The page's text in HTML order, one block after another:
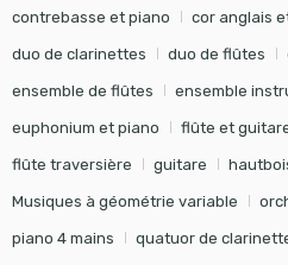
contrebasse et piano cor anglais
duo de clarinettes duo de flûtes
ensemble de flûtes ensemble
euphonium et piano flûte et
flûte traversière guitare
Musiques à géométrie variable
piano 4 mains quatuor de